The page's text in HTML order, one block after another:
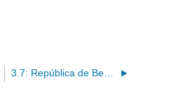
3.7: República de Benín